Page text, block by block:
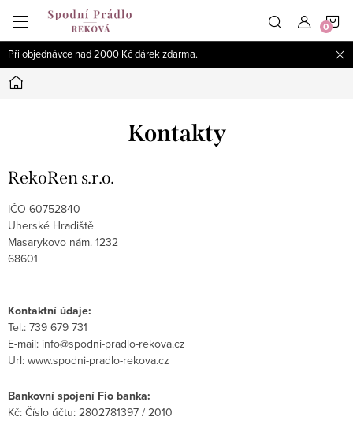
obsah
Při objednávce nad 2000 Kč dárek zdarma.
Domů
Kontakty
RekoRen s.r.o.
IČO 60752840
Uherské Hradiště
Masarykovo nám. 1232
68601
Kontaktní údaje:
Tel.: 739 679 731
E-mail: info@spodni-pradlo-rekova.cz
Url: www.spodni-pradlo-rekova.cz
Bankovní spojení Fio banka:
Kč: Číslo účtu: 2802781397 / 2010